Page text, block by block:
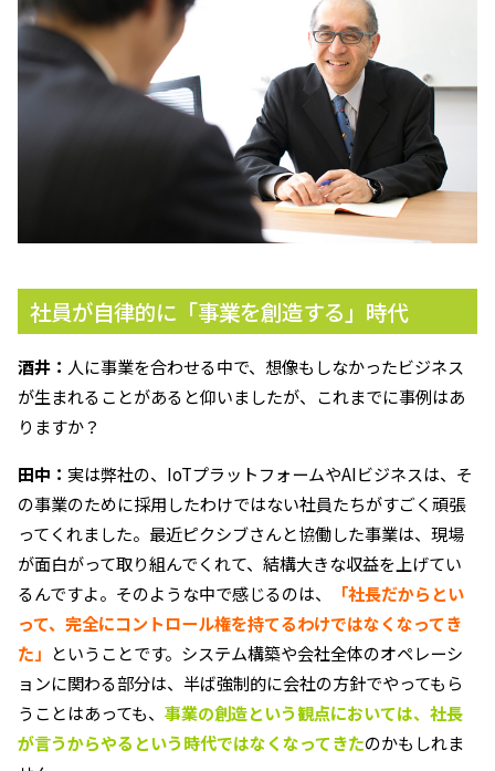
社員が自律的に「事業を創造する」時代
酒井： 人に事業を合わせる中で、想像もしなかったビジネス
が生まれることがあると仰いましたが、これまでに事例はあ
りますか？
田中： 実は弊社の、IoTプラットフォームやAIビジネスは、そ
の事業のために採用したわけではない社員たちがすごく頑張
ってくれました。最近ピクシブさんと協働した事業は、現場
が面白がって取り組んでくれて、結構大きな収益を上げてい
るんですよ。そのような中で感じるのは、
「社長だからとい
って、完全にコントロール権を持てるわけではなくなってき
た」 ということです。システム構築や会社全体のオペレーシ
ョンに関わる部分は、半ば強制的に会社の方針でやってもら
うことはあっても、事業の創造という観点においては、社長
が言うからやるという時代ではなくなってきたのかもしれま